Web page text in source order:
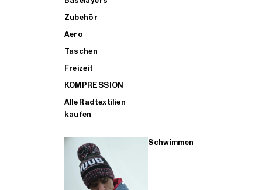
Zubehör
Aero
Taschen
Freizeit
KOMPRESSION
Alle Radtextilien
kaufen
Schwimmen